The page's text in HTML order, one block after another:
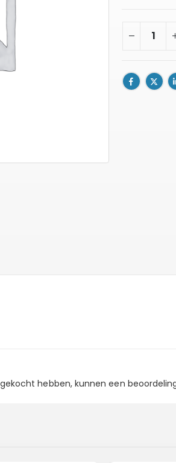
hebben, kunnen een